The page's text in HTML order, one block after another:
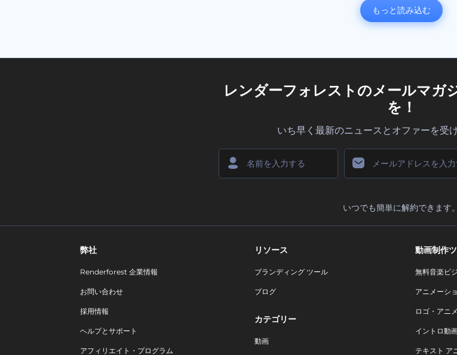
もっと読み込む
レンダーフォレストのメールマガ
を！
いち早く最新のニュースとオファーを受
いつでも簡単に解約できます。
弊社
Renderforest 企業情報
お問い合わせ
採用情報
ヘルプとサポート
アフィリエイト・プログラム
リソース
ブランディング ツール
ブログ
カテゴリー
動画
動画制作
無料音楽ビ
アニメーシ
ロゴ・アニ
イントロ動
テキスト ア